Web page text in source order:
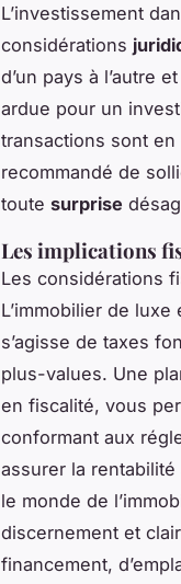
L’investissement
considérations
d’un pays à l’autre
ardue pour un
transactions sont
recommandé de
toute surprise
Les implications
Les considérations
L’immobilier de
s’agisse de taxes
plus-values. Une
en fiscalité, vous
conformant aux
assurer la
le monde de
discernement et
financement,